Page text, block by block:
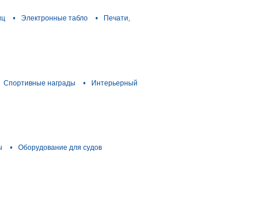
• Электронные табло •
Печати,
Спортивные награды •
Интерьерный
•
Оборудование для судов